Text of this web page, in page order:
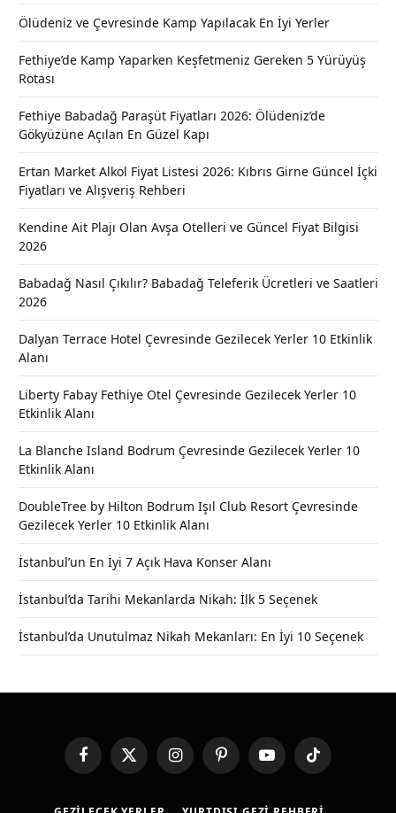
Ölüdeniz ve Çevresinde Kamp Yapılacak En İyi Yerler
Fethiye’de Kamp Yaparken Keşfetmeniz Gereken 5 Yürüyüş
Rotası
Fethiye Babadağ Paraşüt Fiyatları 2026: Ölüdeniz’de
Gökyüzüne Açılan En Güzel Kapı
Ertan Market Alkol Fiyat Listesi 2026: Kıbrıs Girne Güncel İçki
Fiyatları ve Alışveriş Rehberi
Kendine Ait Plajı Olan Avşa Otelleri ve Güncel Fiyat Bilgisi
2026
Babadağ Nasıl Çıkılır? Babadağ Teleferik Ücretleri ve Saatleri
2026
Dalyan Terrace Hotel Çevresinde Gezilecek Yerler 10 Etkinlik
Alanı
Liberty Fabay Fethiye Otel Çevresinde Gezilecek Yerler 10
Etkinlik Alanı
La Blanche Island Bodrum Çevresinde Gezilecek Yerler 10
Etkinlik Alanı
DoubleTree by Hilton Bodrum Işıl Club Resort Çevresinde
Gezilecek Yerler 10 Etkinlik Alanı
İstanbul’un En İyi 7 Açık Hava Konser Alanı
İstanbul’da Tarihi Mekanlarda Nikah: İlk 5 Seçenek
İstanbul’da Unutulmaz Nikah Mekanları: En İyi 10 Seçenek
FacebookX
(Twitter)
InstagramPinterestYouTubeTikTok